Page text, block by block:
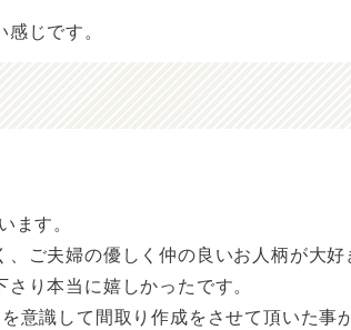
じです。
す。
ご夫婦の優しく仲の良いお人柄が大
り本当に嬉しかったです。
意識して間取り作成をさせて頂いた事